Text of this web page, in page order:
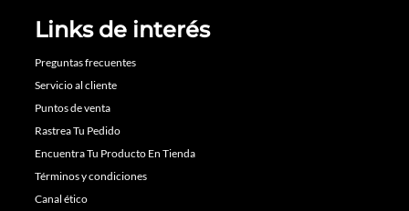
Links de interés
Preguntas frecuentes
Servicio al cliente
Puntos de venta
Rastrea Tu Pedido
Encuentra Tu Producto En Tienda
Términos y condiciones
Canal ético